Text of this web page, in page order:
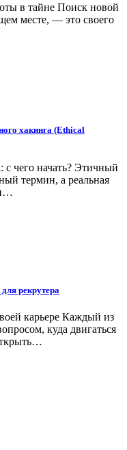
в тайне Поиск новой
месте, — это своего
хакинга (Ethical
чего начать? Этичный
термин, а реальная
рекрутера
карьере Каждый из
куда двигаться